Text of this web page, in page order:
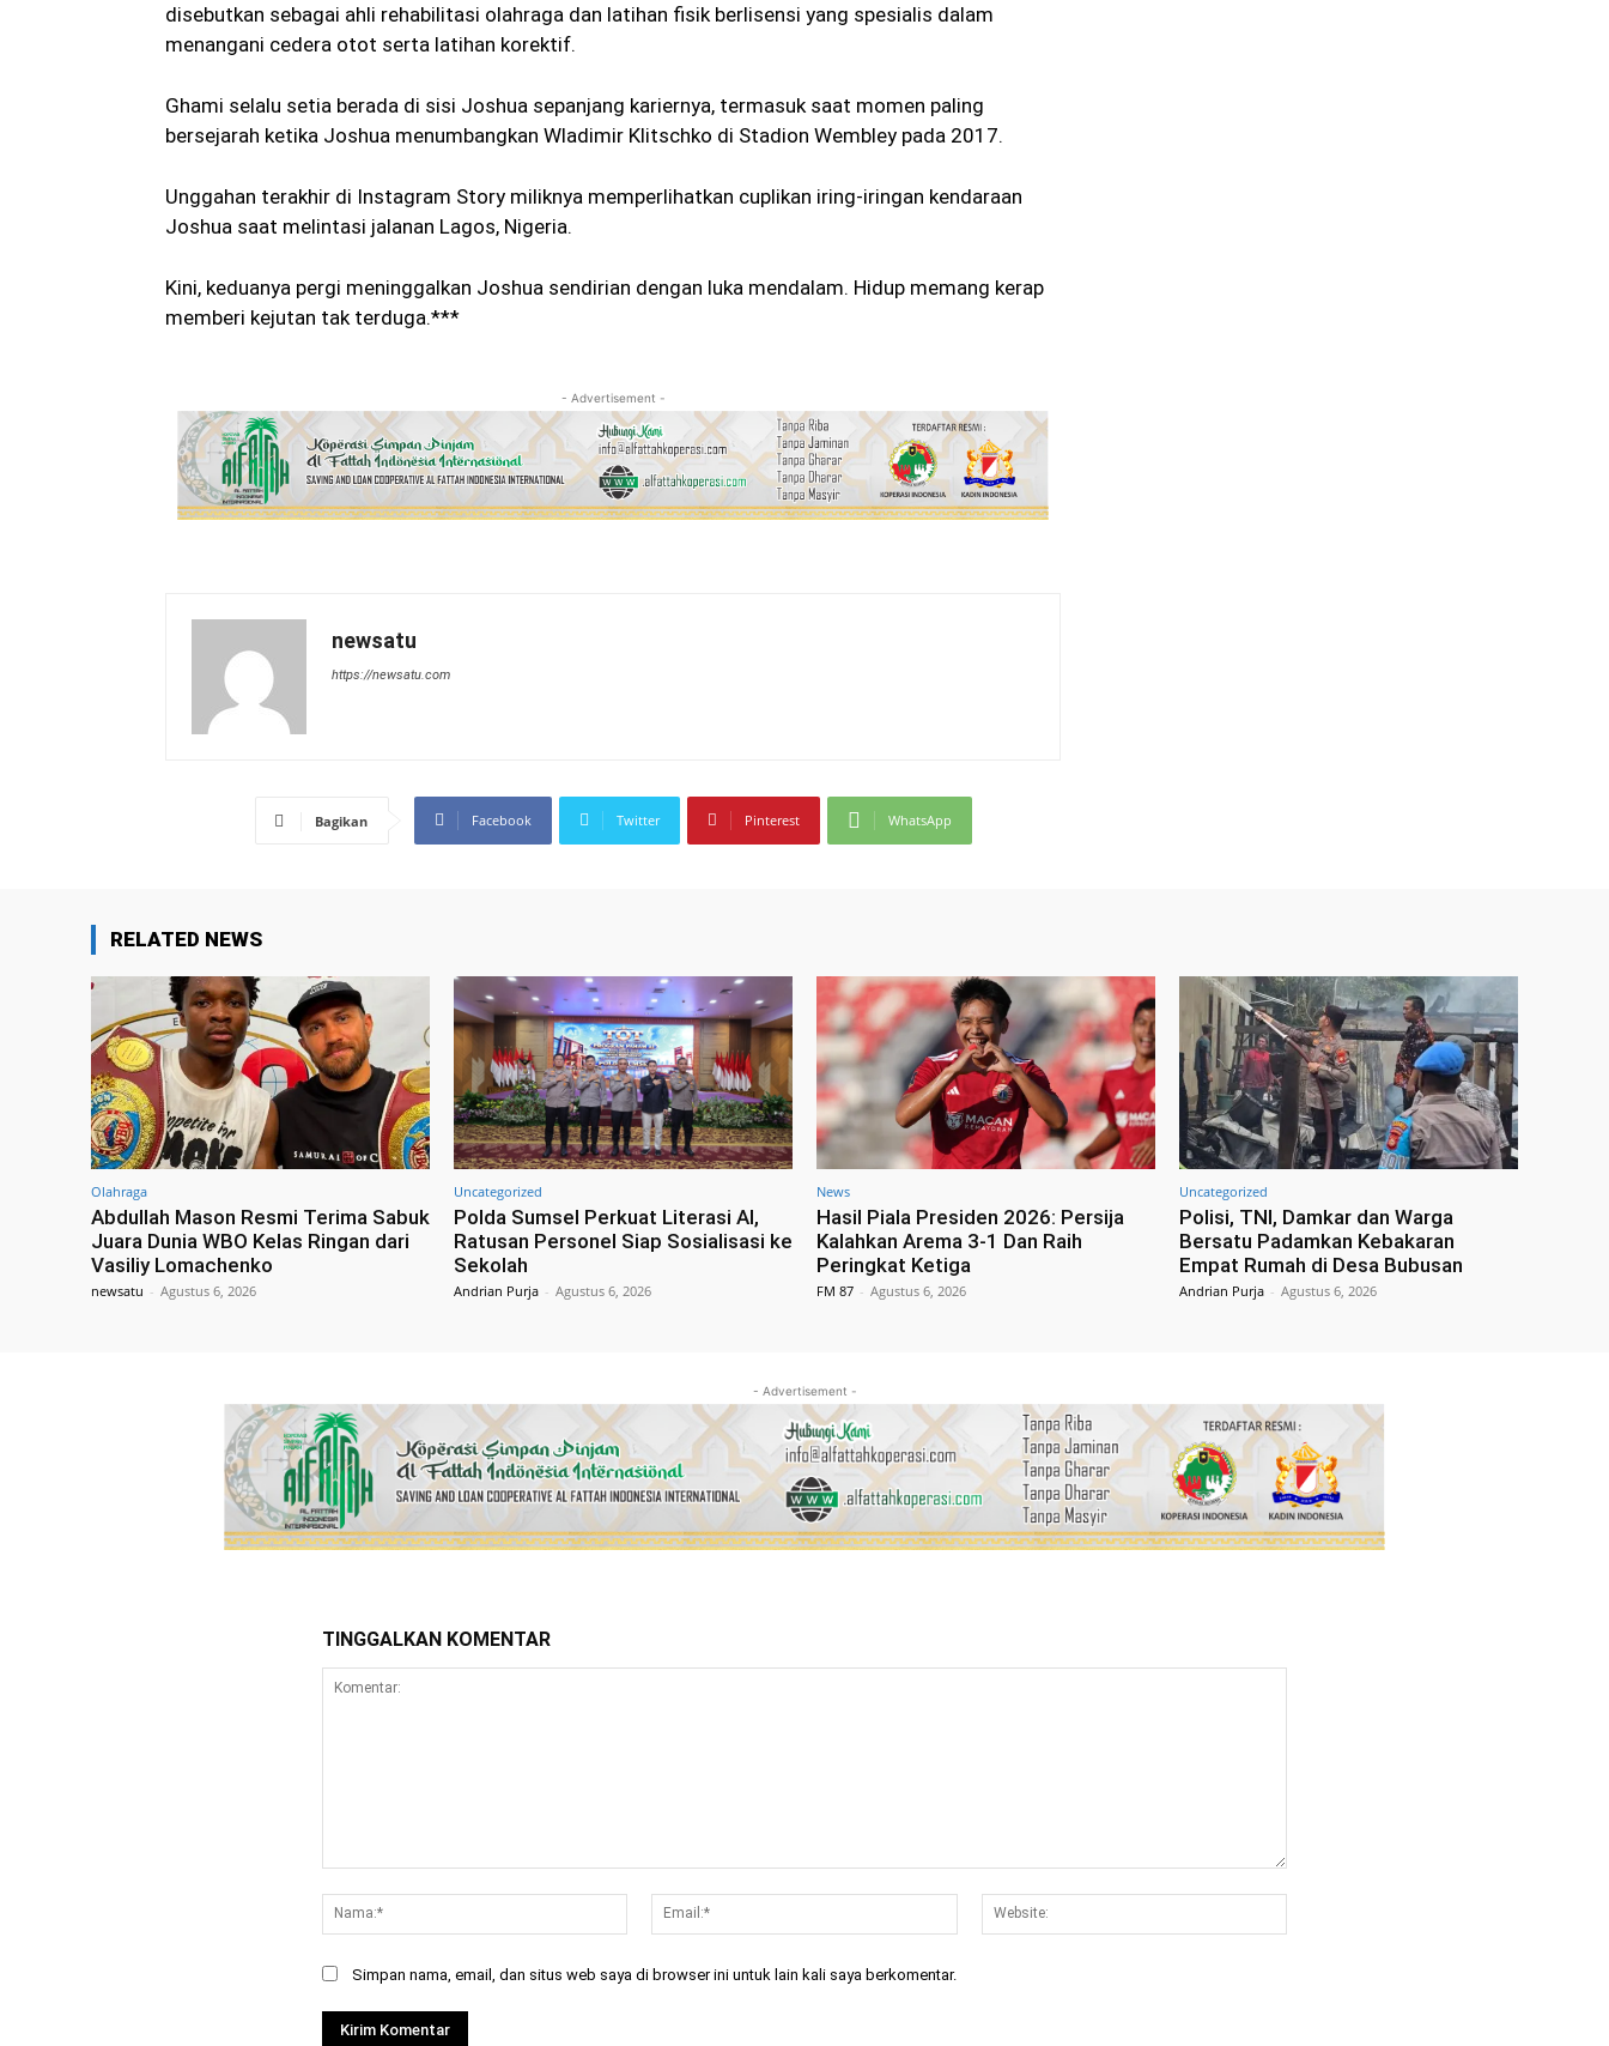
disebutkan sebagai ahli rehabilitasi olahraga dan latihan fisik berlisensi yang spesialis dalam
menangani cedera otot serta latihan korektif.
Ghami selalu setia berada di sisi Joshua sepanjang kariernya, termasuk saat momen paling
bersejarah ketika Joshua menumbangkan Wladimir Klitschko di Stadion Wembley pada 2017.
Unggahan terakhir di Instagram Story miliknya memperlihatkan cuplikan iring-iringan kendaraan
Joshua saat melintasi jalanan Lagos, Nigeria.
Kini, keduanya pergi meninggalkan Joshua sendirian dengan luka mendalam. Hidup memang kerap
memberi kejutan tak terduga.***
- Advertisement -
newsatu
https://newsatu.com
Bagikan Facebook Twitter Pinterest WhatsApp
RELATED NEWS
Olahraga
Abdullah Mason Resmi Terima Sabuk
Juara Dunia WBO Kelas Ringan dari
Vasiliy Lomachenko
newsatu - Agustus 6, 2026
Uncategorized
Polda Sumsel Perkuat Literasi AI,
Ratusan Personel Siap Sosialisasi ke
Sekolah
Andrian Purja - Agustus 6, 2026
News
Hasil Piala Presiden 2026: Persija
Kalahkan Arema 3-1 Dan Raih
Peringkat Ketiga
FM 87 - Agustus 6, 2026
Uncategorized
Polisi, TNI, Damkar dan Warga
Bersatu Padamkan Kebakaran
Empat Rumah di Desa Bubusan
Andrian Purja - Agustus 6, 2026
- Advertisement -
TINGGALKAN KOMENTAR
Nama:*
Email:*
Simpan nama, email, dan situs web saya di browser ini untuk lain kali saya berkomentar.